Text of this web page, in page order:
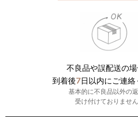
不良品や誤配送の
到着後7日以内にご連絡
基本的に不良品以外の
受け付けておりません